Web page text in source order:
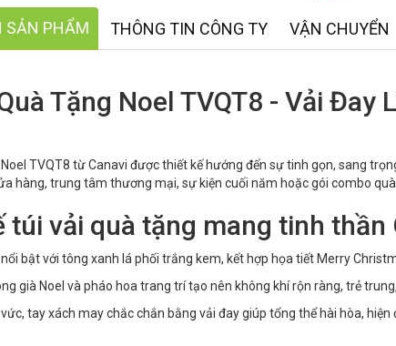
SẢN PHẨM THÔNG TIN CÔNG TY VẬN CHUYỂN
Tặng Noel TVQT8 - Vải Đay
TVQT8 từ Canavi được thiết kế hướng đến sự tinh gọn, sang
hàng, trung tâm thương mại, sự kiện cuối năm hoặc gói combo quà
túi vải quà tặng mang tinh thần
nổi bật với tông xanh lá phối trắng kem, kết hợp họa tiết Merry
già Noel và pháo hoa trang trí tạo nên không khí rộn ràng, trẻ
tay xách may chắc chắn bằng vải đay giúp tổng thể hài hòa, hiện